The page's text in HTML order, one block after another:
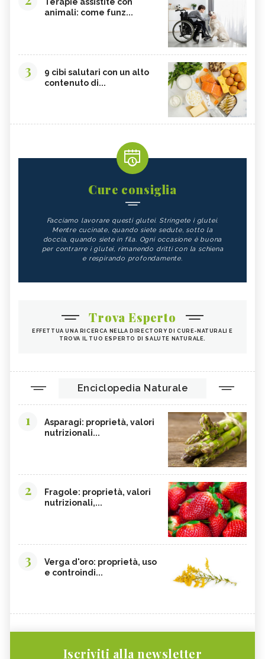
Terapie assistite con
animali: come funz...
3
9 cibi salutari con un alto
contenuto di...
Cure consiglia
Facciamo lavorare questi glutei. Stringete i glutei.
Mentre cucinate, quando siete sedute, sotto la
doccia, quando siete in fila. Ogni occasione è buona
per contrarre i glutei, rimanendo dritti con la schiena
e respirando profondamente.
Trova Esperto
EFFETTUA UNA RICERCA NELLA DIRECTORY DI CURE-NATURALI E
TROVA IL TUO ESPERTO DI SALUTE NATURALE.
Enciclopedia Naturale
1
Asparagi: proprietà, valori
nutrizionali...
2
Fragole: proprietà, valori
nutrizionali,...
3
Verga d'oro: proprietà, uso
e controindi...
Iscriviti alla newsletter